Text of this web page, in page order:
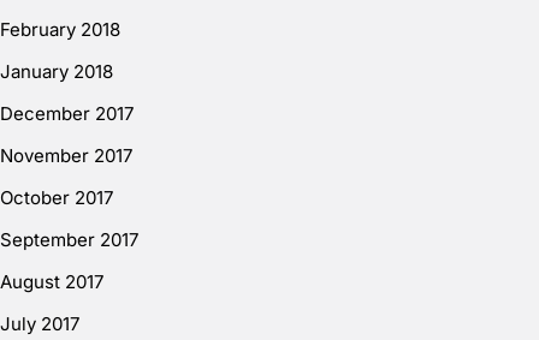
February 2018
January 2018
December 2017
November 2017
October 2017
September 2017
August 2017
July 2017